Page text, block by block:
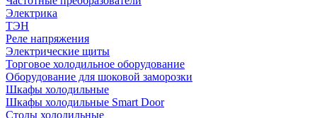
Электрика
ТЭН
Реле напряжения
Электрические щиты
Торговое холодильное оборудование
Оборудование для шоковой заморозки
Шкафы холодильные
Шкафы холодильные Smart Door
Столы холодильные